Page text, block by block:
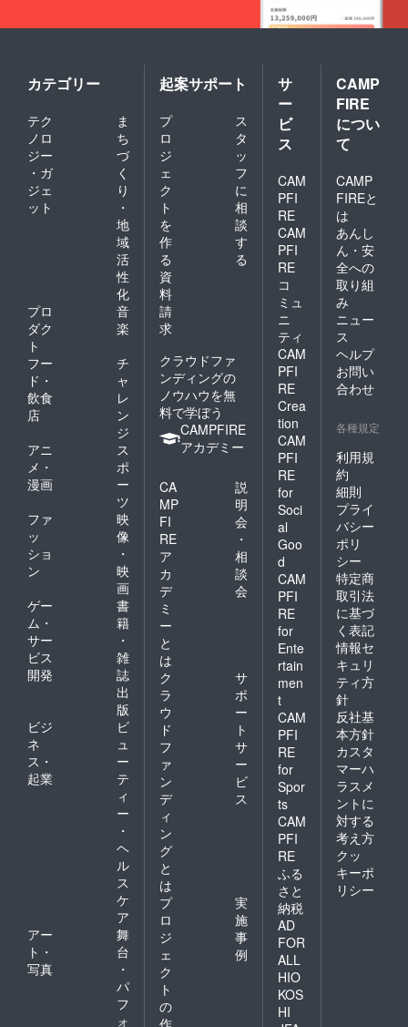
カテゴリー
テク
ノロ
ジー
・ガ
ジェ
ット
ま
ち
づ
く
り
・
地
域
活
性
化
プロ
ダク
ト
音
楽
フー
ド・
飲食
店
チ
ャ
レ
ン
ジ
アニ
メ・
漫画
ス
ポ
ー
ツ
ファ
ッ
ショ
ン
映
像
・
映
画
ゲー
ム・
サー
ビス
開発
書
籍
・
雑
誌
出
版
ビジ
ネ
ス・
起業
ビ
ュ
ー
テ
ィ
ー
・
ヘ
ル
ス
ケ
ア
アー
ト・
写真
舞
台
・
パ
フ
ォ
起案サポート
プ
ロ
ジ
ェ
ク
ト
を
作
る
ス
タ
ッ
フ
に
相
談
す
る
資
料
請
求
クラウドファ
ンディングの
ノウハウを無
料で学ぼう
CAMPFIRE
アカデミー
CA
MP
FI
RE
ア
カ
デ
ミ
ー
と
は
説
明
会
・
相
談
会
ク
ラ
ウ
ド
フ
ァ
ン
デ
ィ
ン
グ
と
は
サ
ポ
ー
ト
サ
ー
ビ
ス
プ
ロ
ジ
ェ
ク
ト
の
作
実
施
事
例
サ
ー
ビ
ス
CAM
PFI
RE
CAM
PFI
RE
コ
ミュ
ニ
ティ
CAM
PFI
RE
Crea
tion
CAM
PFI
RE
for
Soci
al
Goo
d
CAM
PFI
RE
for
Ente
rtain
men
t
CAM
PFI
RE
for
Spor
ts
CAM
PFI
RE
ふる
さと
納税
AD
FOR
ALL
HIO
KOS
HI
CAMP
FIRE
につい
て
CAMP
FIREと
は
あんし
ん・安
全への
取り組
み
ニュー
ス
ヘルプ
お問い
合わせ
各種規定
利用規
約
細則
プライ
バシー
ポリ
シー
特定商
取引法
に基づ
く表記
情報セ
キュリ
ティ方
針
反社基
本方針
カスタ
マーハ
ラスメ
ントに
対する
考え方
クッ
キーポ
リシー